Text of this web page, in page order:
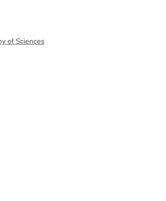
of Sciences